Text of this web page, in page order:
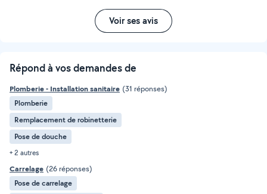
Voir ses avis
Répond à vos demandes de
Plomberie - Installation sanitaire (31 réponses)
Plomberie
Remplacement de robinetterie
Pose de douche
+ 2 autres
Carrelage (26 réponses)
Pose de carrelage